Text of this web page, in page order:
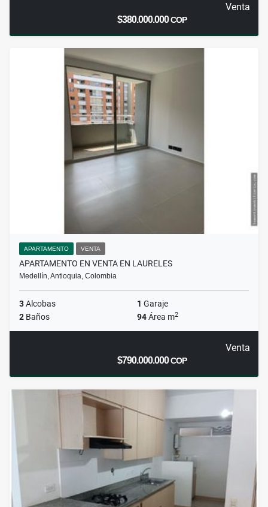
Venta
$380.000.000COP
APARTAMENTO VENTA
APARTAMENTO EN VENTA EN LAURELES
Medellín, Antioquia, Colombia
3Alcobas 1 Garaje
2 Baños 94Área m2
Venta
$790.000.000COP